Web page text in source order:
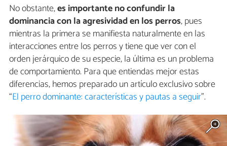
No obstante,es importante no confundir la
dominancia con la agresividad en los perros, pues
mientras la primera se manifiesta naturalmente en las
interacciones entre los perros y tiene que ver con el
orden jerárquico de su especie, la última es un problema
de comportamiento. Para que entiendas mejor estas
diferencias, hemos preparado un artículo exclusivo sobre
“El perro dominante: características y pautas a seguir”.